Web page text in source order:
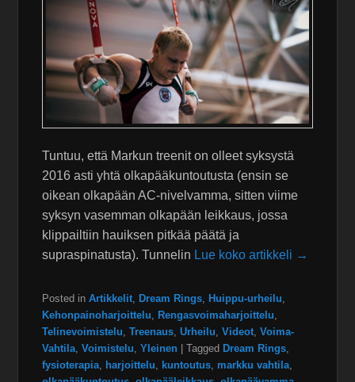
Tuntuu, että Markun treenit on olleet syksystä
2016 asti yhtä olkapääkuntoutusta (ensin se
oikean olkapään AC-nivelvamma, sitten viime
syksyn vasemman olkapään leikkaus, jossa
klippailtiin hauiksen pitkää päätä ja
supraspinatusta). Tunnelin Lue koko artikkeli →
Posted in Artikkelit Dream Rings Huippu-urheilu
Kehonpainoharjoittelu
Rengasvoimaharjoittelu
Telinevoimistelu ,Treenaus ,Urheilu ,Videot ,Voima-
Vahtila ,Voimistelu ,Yleinen |Tagged Dream Rings
fysioterapia harjoittelu kuntoutus markku vahtila